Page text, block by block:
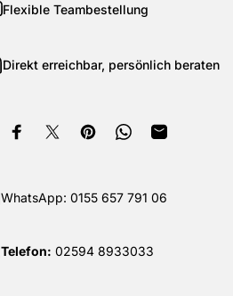
Flexible Teambestellung
Direkt erreichbar, persönlich beraten
Auf Facebook teilen
Auf X teilenAuf Pinterest pinnen
Auf WhatsApp
Per E-Mail
WhatsApp: 0155 657 791 06
Telefon: 02594 8933033